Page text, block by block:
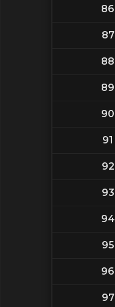
86
87
88
89
90
91
92
93
94
95
96
97